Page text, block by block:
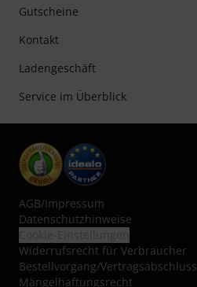
Gutscheine
Kontakt
Ladengeschäft
Service im Überblick
AGB/Impressum
Datenschutzhinweise
Widerrufsrecht für Verbraucher
Bestellvorgang/Vertragsabschluss
Mängelhaftungsrecht